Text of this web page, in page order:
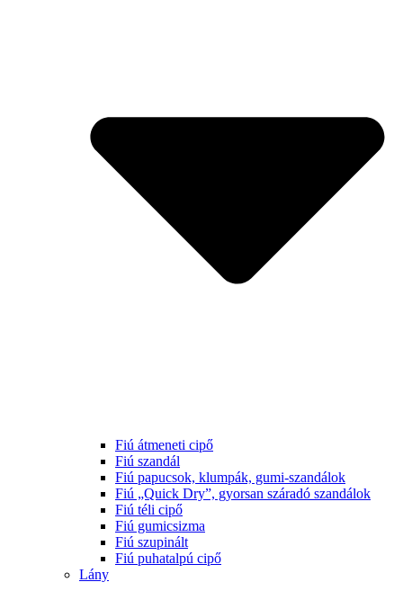
Fiú átmeneti cipő
Fiú szandál
Fiú papucsok, klumpák, gumi-szandálok
Fiú „Quick Dry”, gyorsan száradó szandálok
Fiú téli cipő
Fiú gumicsizma
Fiú szupinált
Fiú puhatalpú cipő
Lány